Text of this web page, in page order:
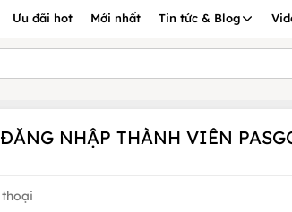
Ưu đãi hot Mới nhất Tin tức & Blog
ĐĂNG NHẬP THÀNH VIÊN